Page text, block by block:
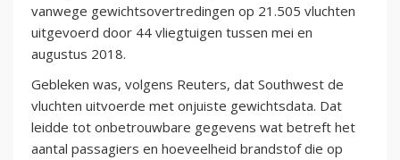
vanwege gewichtsovertredingen op 21.505 vluchten
uitgevoerd door 44 vliegtuigen tussen mei en
augustus 2018.
Gebleken was, volgens Reuters, dat Southwest de
vluchten uitvoerde met onjuiste gewichtsdata. Dat
leidde tot onbetrouwbare gegevens wat betreft het
aantal passagiers en hoeveelheid brandstof die op